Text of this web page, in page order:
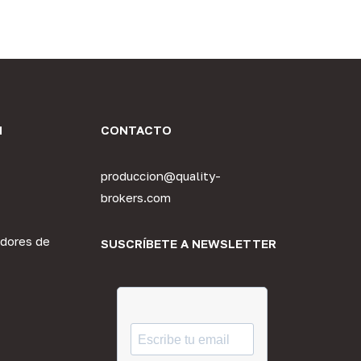
de
CONTACTO
produccion@quality-
brokers.com
SUSCRÍBETE A NEWSLETTER